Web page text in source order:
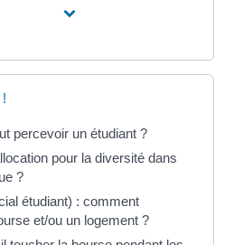
percevoir un étudiant ?
pour la diversité dans
?
étudiant) : comment
et/ou un logement ?